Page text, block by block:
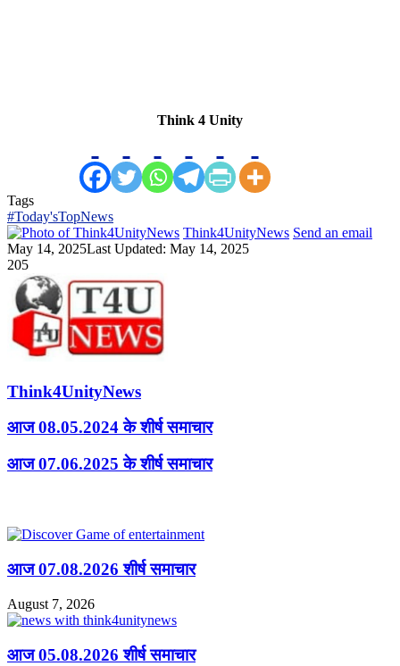
Think 4 Unity
Tags
#Today'sTopNews
Think4UnityNews Send an email
May 14, 2025Last Updated: May 14, 2025
205
Think4UnityNews
आज 08.05.2024 के शीर्ष समाचार
आज 07.06.2025 के शीर्ष समाचार
आज 07.08.2026 शीर्ष समाचार
August 7, 2026
आज 05.08.2026 शीर्ष समाचार